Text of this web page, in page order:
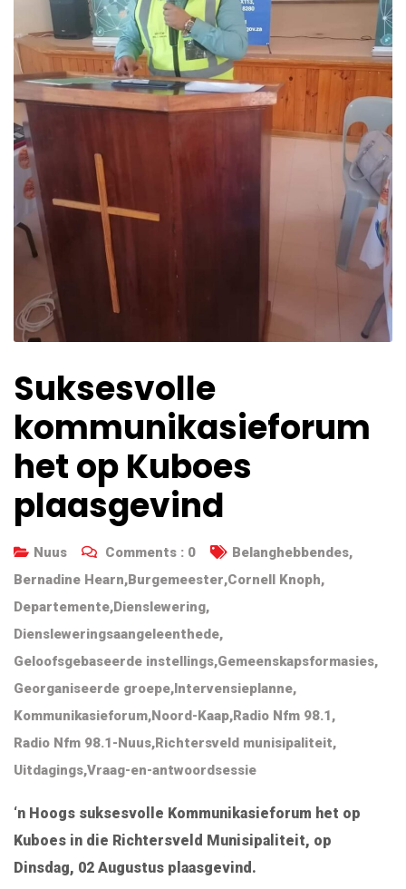
Suksesvolle
kommunikasieforum
het op Kuboes
plaasgevind
Nuus Comments : 0 Belanghebbendes,
Bernadine Hearn,Burgemeester,Cornell Knoph,
Departemente,Dienslewering,
Diensleweringsaangeleenthede,
Geloofsgebaseerde instellings,Gemeenskapsformasies,
Georganiseerde groepe,Intervensieplanne,
Kommunikasieforum,Noord-Kaap,Radio Nfm 98.1,
Radio Nfm 98.1-Nuus,Richtersveld munisipaliteit,
Uitdagings,Vraag-en-antwoordsessie
‘n Hoogs suksesvolle Kommunikasieforum het op
Kuboes in die Richtersveld Munisipaliteit, op
Dinsdag, 02 Augustus plaasgevind.